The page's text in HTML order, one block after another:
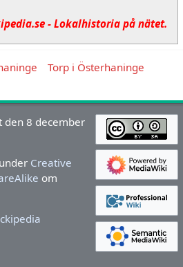
- Lokalhistoria på nätet.
Torp i Österhaninge
den 8 december
Creative
om